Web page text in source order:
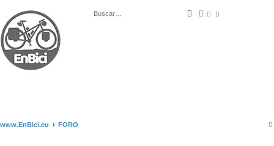
BuscarBúsqueda
www.EnBici.eu FORO